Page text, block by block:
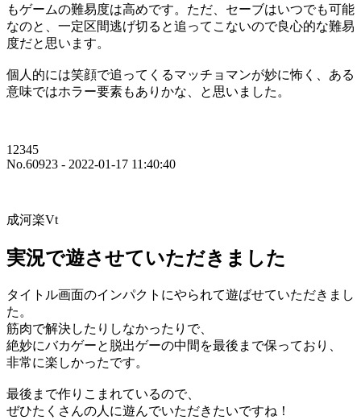
もゲームの難易度は高めです。ただ、セーブはいつでも可能
なのと、一定区間逃げ切ると追ってこないので良心的な難易
度だと思います。
個人的には笑顔で追ってくるマッチョマンが妙に怖く、ある
意味ではホラー要素もありかな、と思いました。
12345
No.60923 - 2022-01-17 11:40:40
成河楽Vt
実況で遊させていただきました
タイトル画面のインパクトにやられて遊ばせていただきまし
た。
筋肉で解決したりしなかったりで、
絶妙にバカゲーと脱出ゲーの中間を最後まで保っており、
非常に楽しかったです。
最後まで作りこまれているので、
ぜひたくさんの人に遊んでいただきたいですね！